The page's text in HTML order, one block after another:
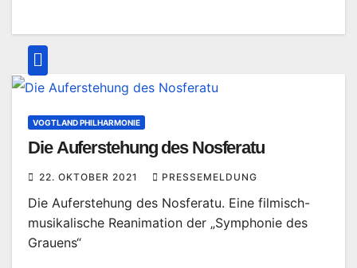
VOGTLAND PHILHARMONIE
Die Auferstehung des Nosferatu
22. OKTOBER 2021 PRESSEMELDUNG
Die Auferstehung des Nosferatu. Eine filmisch-
musikalische Reanimation der „Symphonie des
Grauens“